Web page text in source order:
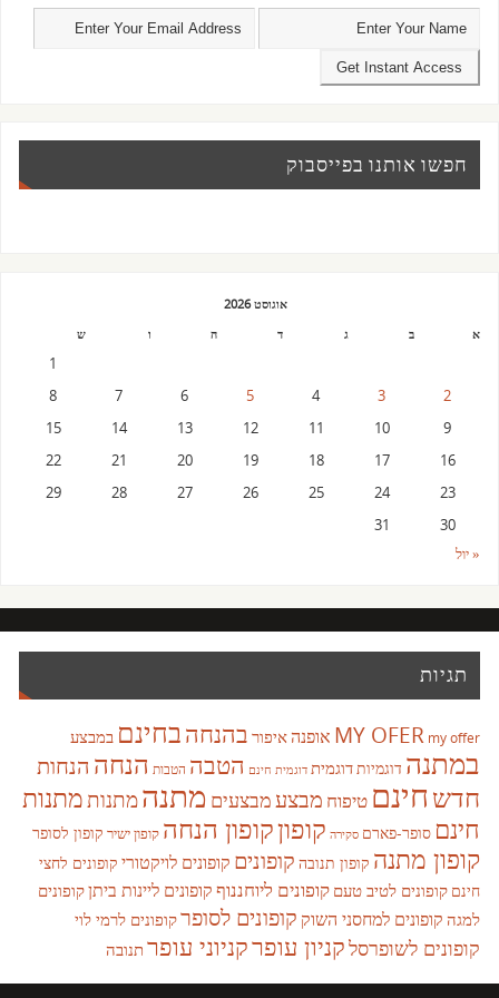
חפשו אותנו בפייסבוק
אוגוסט 2026
א
ב ג ד ה ו ש
1
2
3
4
5
6
7
8
9
10
11
12
13
14
15
16
17
18
19
20
21
22
23
24
25
26
27
28
29
30
31
« יול
תגיות
MY OFER my offer אופנהאיפור בהנחהבחינם במבצע
במתנה דוגמיותדוגמית דוגמית חינם הטבה הטבות הנחה הנחות
חדשחינם טיפוח מבצעמבצעים מתנהמתנותמתנות
חינם סופר-פארם סקירה קופוןקופון הנחה קופון ישיר קופון לסופר
קופון מתנה קופון תנובה קופונים קופונים לויקטורי קופונים לחצי
חינם קופונים לטיב טעם קופונים ליוחננוףקופונים ליינות ביתןקופונים
למגה קופונים למחסני השוק קופונים לסופרקופונים לרמי לוי
קופונים לשופרסלקניון עופרקניוני עופרתנובה